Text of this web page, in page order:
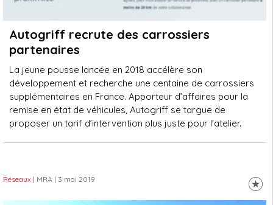
Autogriff recrute des carrossiers
partenaires
La jeune pousse lancée en 2018 accélère son
développement et recherche une centaine de carrossiers
supplémentaires en France. Apporteur d’affaires pour la
remise en état de véhicules, Autogriff se targue de
proposer un tarif d’intervention plus juste pour l'atelier.
Réseaux | MRA | 3 mai 2019